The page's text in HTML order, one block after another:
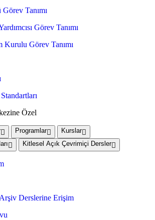
Tanımı
Görev Tanımı
Kurulu Görev Tanımı
Özel
Programlar
Kurslar
Kitlesel Açık Çevrimiçi Dersler
Derslerine Erişim